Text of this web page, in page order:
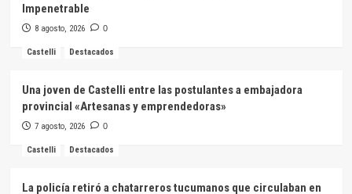
Impenetrable
8 agosto, 2026 0
Castelli Destacados
Una joven de Castelli entre las postulantes a embajadora
provincial «Artesanas y emprendedoras»
7 agosto, 2026 0
Castelli Destacados
La policía retiró a chatarreros tucumanos que circulaban en